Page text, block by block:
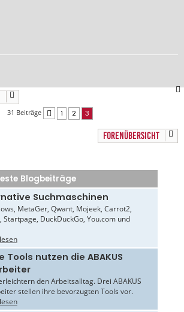
31 Beiträge Vorherige
1 2 3
FORENÜBERSICHT
Blogbeiträge
Suchmaschinen
MetaGer, Qwant, Mojeek, Carrot2,
Startpage, DuckDuckGo, You.com und
Tools nutzen die ABAKUS
den Arbeitsalltag. Drei ABAKUS
stellen ihre bevorzugten Tools vor.